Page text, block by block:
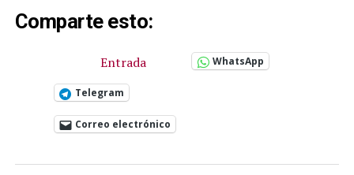
Comparte esto:
Entrada WhatsApp
Telegram
Correo electrónico